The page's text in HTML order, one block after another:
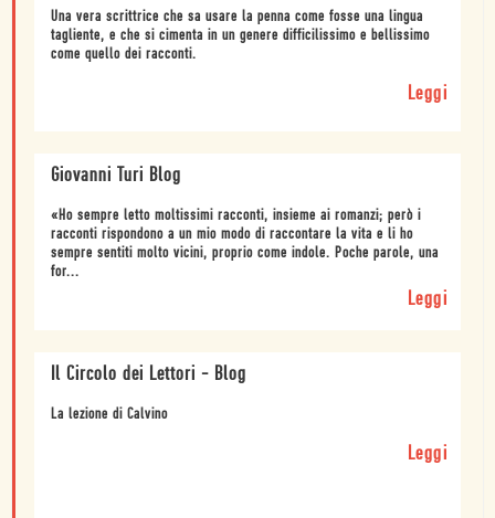
Una vera scrittrice che sa usare la penna come fosse una lingua
tagliente, e che si cimenta in un genere difficilissimo e bellissimo
come quello dei racconti.
Leggi
Giovanni Turi Blog
«Ho sempre letto moltissimi racconti, insieme ai romanzi; però i
racconti rispondono a un mio modo di raccontare la vita e li ho
sempre sentiti molto vicini, proprio come indole. Poche parole, una
for...
Leggi
Il Circolo dei Lettori - Blog
La lezione di Calvino
Leggi